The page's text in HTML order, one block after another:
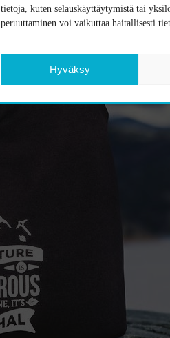
tietoja, kuten selauskäyttäytymistä tai
peruuttaminen voi vaikuttaa haitallisesti
Hyväksy